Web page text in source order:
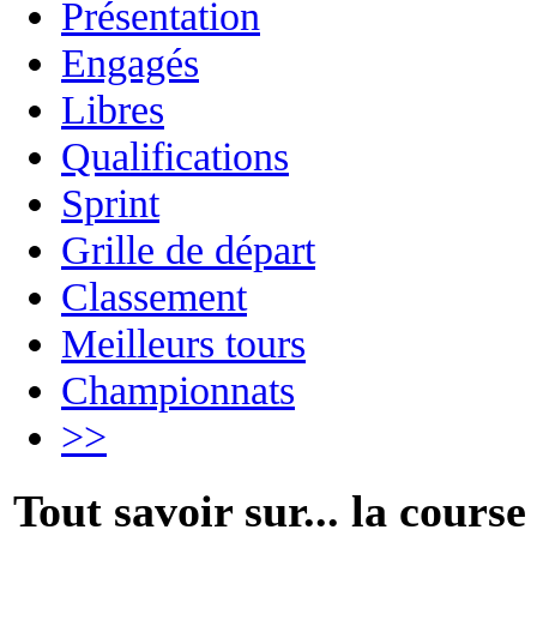
Présentation
Engagés
Libres
Qualifications
Sprint
Grille de départ
Classement
Meilleurs tours
Championnats
>>
Tout savoir sur... la course